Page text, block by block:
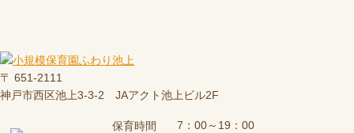
〒 651-2111
神戸市西区池上3-3-2 JAアクト池上ビル2F
保育時間 7：00～19：00